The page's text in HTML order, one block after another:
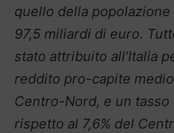
quello della
97,5 miliardi di euro.
stato attribuito all’Italia
reddito pro-capite
Centro-Nord, e un tasso
rispetto al 7,6% del